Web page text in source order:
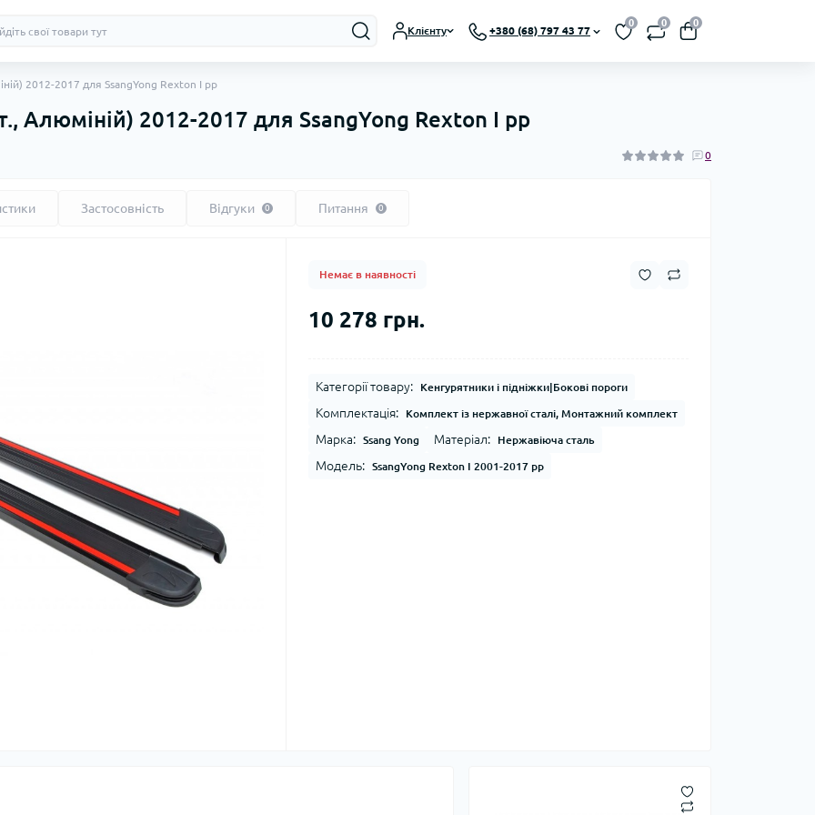
Клієнту +380 (68) 797 43 77
0 0 0
2012-2017 для SsangYong Rexton I рр
Алюміній) 2012-2017 для SsangYong Rexton I рр
0
Застосовність Відгуки 0 Питання 0
Немає в наявності
10 278 грн.
Категорії товару: Кенгурятники і підніжки|Бокові пороги
Комплектація: Комплект із нержавної сталі, Монтажний комплект
Марка: Ssang Yong Матеріал: Нержавіюча сталь
Модель: SsangYong Rexton I 2001-2017 рр